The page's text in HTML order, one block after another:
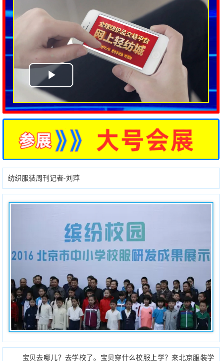
纺织服装周刊记者-刘萍
宝贝去哪儿？去学校了。宝贝穿什么校服上学？来北京服装学